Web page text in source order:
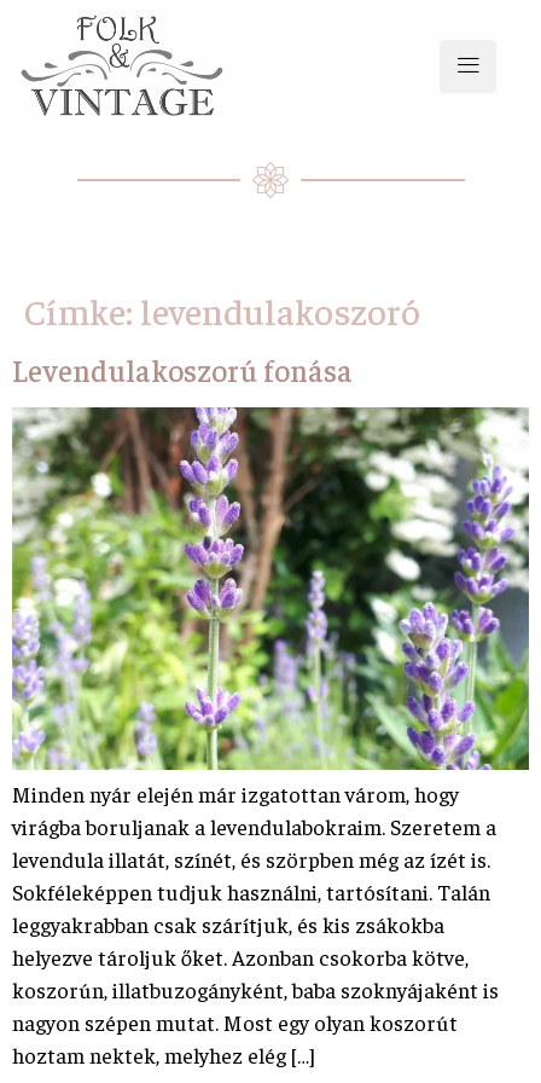
Címke: levendulakoszoró
Levendulakoszorú fonása
Minden nyár elején már izgatottan várom, hogy
virágba boruljanak a levendulabokraim. Szeretem a
levendula illatát, színét, és szörpben még az ízét is.
Sokféleképpen tudjuk használni, tartósítani. Talán
leggyakrabban csak szárítjuk, és kis zsákokba
helyezve tároljuk őket. Azonban csokorba kötve,
koszorún, illatbuzogányként, baba szoknyájaként is
nagyon szépen mutat. Most egy olyan koszorút
hoztam nektek, melyhez elég […]